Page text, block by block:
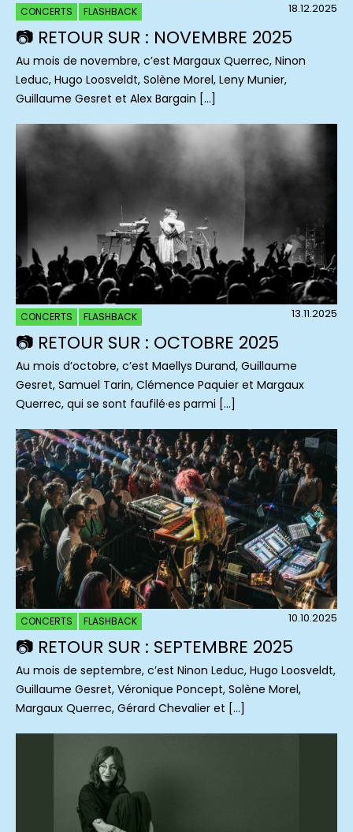
CONCERTS FLASHBACK 18.12.2025
📷 RETOUR SUR : NOVEMBRE 2025
Au mois de novembre, c’est Margaux Querrec, Ninon
Leduc, Hugo Loosveldt, Solène Morel, Leny Munier,
Guillaume Gesret et Alex Bargain […]
CONCERTS FLASHBACK 13.11.2025
📷 RETOUR SUR : OCTOBRE 2025
Au mois d’octobre, c’est Maellys Durand, Guillaume
Gesret, Samuel Tarin, Clémence Paquier et Margaux
Querrec, qui se sont faufilé·es parmi […]
CONCERTS FLASHBACK 10.10.2025
📷 RETOUR SUR : SEPTEMBRE 2025
Au mois de septembre, c’est Ninon Leduc, Hugo Loosveldt,
Guillaume Gesret, Véronique Poncept, Solène Morel,
Margaux Querrec, Gérard Chevalier et […]